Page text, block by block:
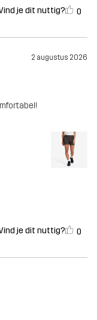
je dit nuttig? 0
2 augustus 2026
je dit nuttig? 0